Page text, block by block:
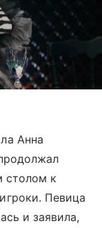
Анна
столом к
Певица
и заявила,